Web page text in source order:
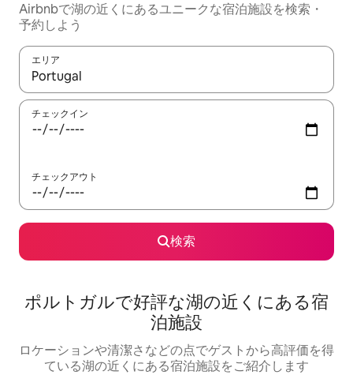
Airbnbで湖の近くにあるユニークな宿泊施設を検索・
予約しよう
エリア
検索結果が表示されたら、上下の矢印キーを使って移動するか
チェックイン
チェックアウト
検索
ポルトガルで好評な湖の近くにある宿
泊施設
ロケーションや清潔さなどの点でゲストから高評価を得
ている湖の近くにある宿泊施設をご紹介します